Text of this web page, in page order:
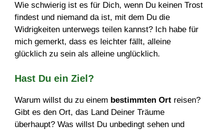
Wie schwierig ist es für Dich, wenn Du keinen Trost
findest und niemand da ist, mit dem Du die
Widrigkeiten unterwegs teilen kannst? Ich habe für
mich gemerkt, dass es leichter fällt, alleine
glücklich zu sein als alleine unglücklich.
Hast Du ein Ziel?
Warum willst du zu einem bestimmten Ort reisen?
Gibt es den Ort, das Land Deiner Träume
überhaupt? Was willst Du unbedingt sehen und